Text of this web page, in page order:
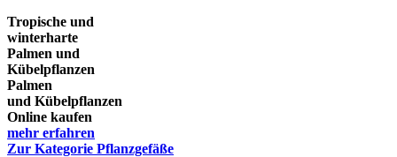
Tropische und
winterharte
Palmen und
Kübelpflanzen
Palmen
und Kübelpflanzen
Online kaufen
mehr erfahren
Zur Kategorie Pflanzgefäße